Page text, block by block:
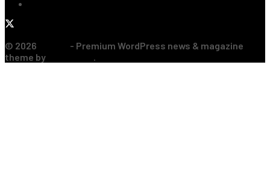
© 2026
- Premium WordPress news & magazine
theme by
.